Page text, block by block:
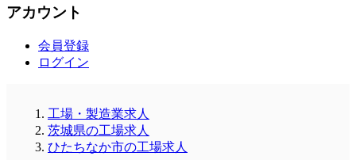
アカウント
会員登録
ログイン
工場・製造業求人
茨城県の工場求人
ひたちなか市の工場求人